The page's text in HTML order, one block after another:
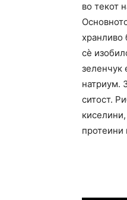
во текот
хранливо
сè
зеленчук
натриум.
ситост.
протеини